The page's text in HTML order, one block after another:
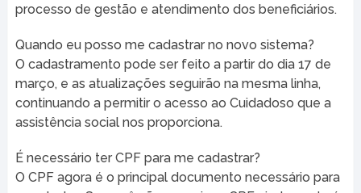
processo de gestão e atendimento dos beneficiários.
Quando eu posso me cadastrar no novo sistema?
O cadastramento pode ser feito a partir do dia 17 de
março, e as atualizações seguirão na mesma linha,
continuando a permitir o acesso ao Cuidadoso que a
assistência social nos proporciona.
É necessário ter CPF para me cadastrar?
O CPF agora é o principal documento necessário para